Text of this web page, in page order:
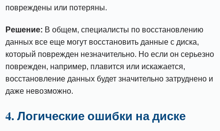
повреждены или потеряны.
Решение: В общем, специалисты по восстановлению
данных все еще могут восстановить данные с диска,
который поврежден незначительно. Но если он серьезно
поврежден, например, плавится или искажается,
восстановление данных будет значительно затруднено и
даже невозможно.
4. Логические ошибки на диске